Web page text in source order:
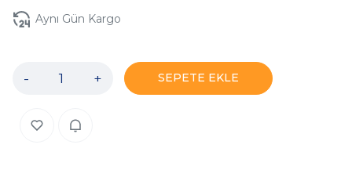
Aynı Gün Kargo
- + SEPETE EKLE